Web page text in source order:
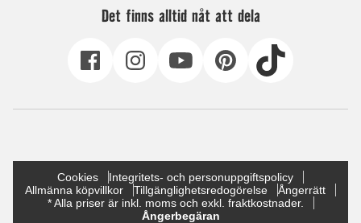
Det finns alltid nåt att dela
Cookies
Integritets- och personuppgiftspolicy
Allmänna köpvillkor
Tillgänglighetsredogörelse
Ångerrätt
* Alla priser är inkl. moms och exkl. fraktkostnader.
Ångerbegäran